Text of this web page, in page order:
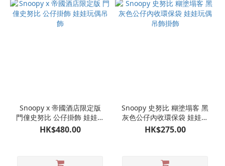
Snoopy x 帝國酒店限定版
門僮史努比 公仔掛飾 娃娃玩
偶吊飾
HK$480.00
Snoopy 史努比 糊塗塌客 黑
灰色公仔內收環保袋 娃娃玩
偶吊飾掛飾
HK$275.00